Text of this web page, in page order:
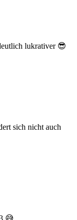
lukrativer 😎
sich nicht auch